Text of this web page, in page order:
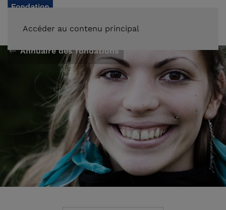
Accéder au contenu principal
Annuaire des fondations